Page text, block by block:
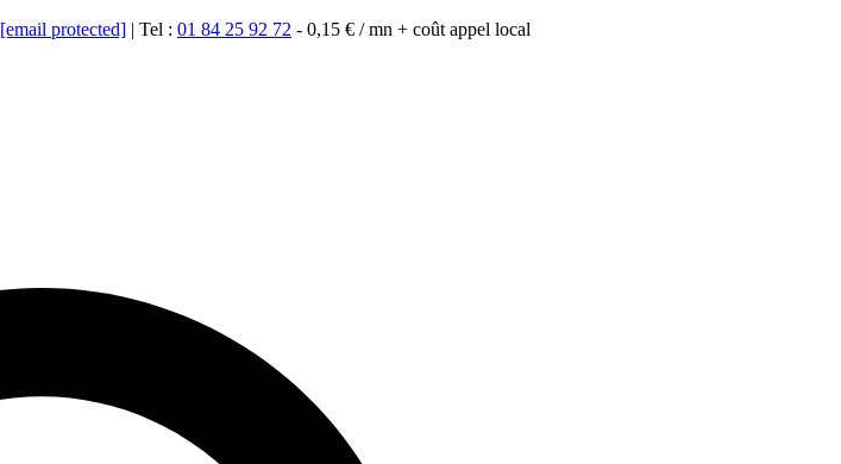
[email protected] | Tel : 01 84 25 92 72 - 0,15 € / mn + coût appel local